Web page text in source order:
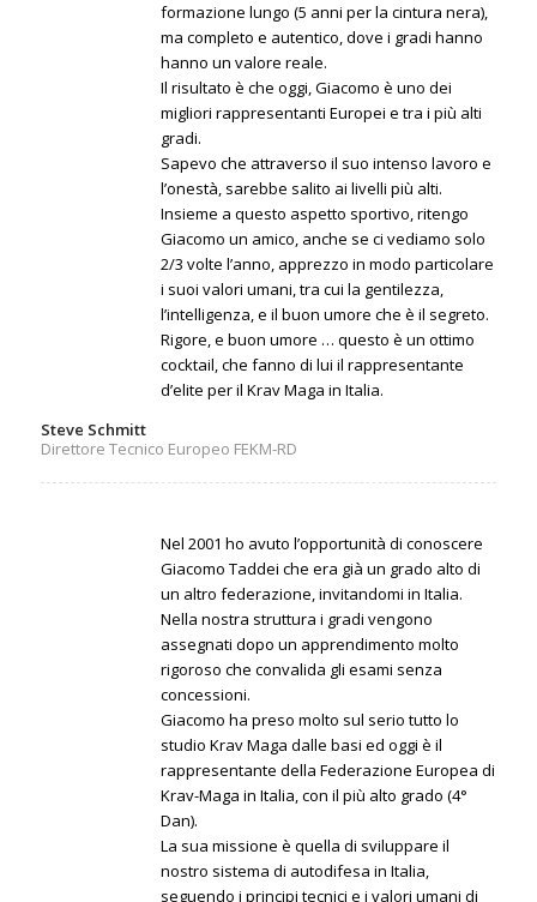
formazione lungo (5 anni per la cintura nera),
ma completo e autentico, dove i gradi hanno
hanno un valore reale.
Il risultato è che oggi, Giacomo è uno dei
migliori rappresentanti Europei e tra i più alti
gradi.
Sapevo che attraverso il suo intenso lavoro e
l’onestà, sarebbe salito ai livelli più alti.
Insieme a questo aspetto sportivo, ritengo
Giacomo un amico, anche se ci vediamo solo
2/3 volte l’anno, apprezzo in modo particolare
i suoi valori umani, tra cui la gentilezza,
l’intelligenza, e il buon umore che è il segreto.
Rigore, e buon umore … questo è un ottimo
cocktail, che fanno di lui il rappresentante
d’elite per il Krav Maga in Italia.
Steve Schmitt
Direttore Tecnico Europeo FEKM-RD
Nel 2001 ho avuto l’opportunità di conoscere
Giacomo Taddei che era già un grado alto di
un altro federazione, invitandomi in Italia.
Nella nostra struttura i gradi vengono
assegnati dopo un apprendimento molto
rigoroso che convalida gli esami senza
concessioni.
Giacomo ha preso molto sul serio tutto lo
studio Krav Maga dalle basi ed oggi è il
rappresentante della Federazione Europea di
Krav-Maga in Italia, con il più alto grado (4°
Dan).
La sua missione è quella di sviluppare il
nostro sistema di autodifesa in Italia,
seguendo i principi tecnici e i valori umani di